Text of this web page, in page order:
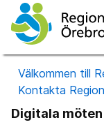
Välkommen till
Kontakta
Digitala